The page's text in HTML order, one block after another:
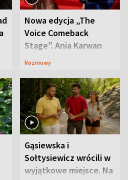
Nowa edycja „The
Voice Comeback
Stage”. Ania Karwan
zapowiada
Rozmowy
Gąsiewska i
Sołtysiewicz wrócili w
wyjątkowe miejsce. Na